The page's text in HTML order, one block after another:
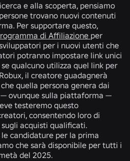
e alla scoperta, pensiamo
trovano nuovi contenuti
Per supportare questo,
di Affiliazione per
per i nuovi utenti che
potranno impostare link unici
qualcuno utilizza quel link per
il creatore guadagnerà
quella persona genera dai
ovunque sulla piattaforma —
testeremo questo
consentendo loro di
acquisti qualificati.
candidature per la prima
che sarà disponibile per tutti i
del 2025.